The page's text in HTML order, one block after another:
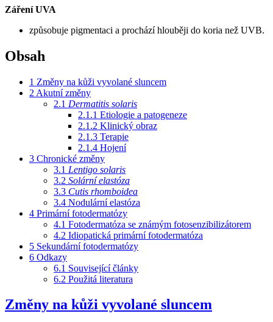
Záření UVA
způsobuje pigmentaci a prochází hlouběji do koria než UVB.
Obsah
1 Změny na kůži vyvolané sluncem
2 Akutní změny
2.1 Dermatitis solaris
2.1.1 Etiologie a patogeneze
2.1.2 Klinický obraz
2.1.3 Terapie
2.1.4 Hojení
3 Chronické změny
3.1 Lentigo solaris
3.2 Solární elastóza
3.3 Cutis rhomboidea
3.4 Nodulární elastóza
4 Primární fotodermatózy
4.1 Fotodermatóza se známým fotosenzibilizátorem
4.2 Idiopatická primární fotodermatóza
5 Sekundární fotodermatózy
6 Odkazy
6.1 Související články
6.2 Použitá literatura
Změny na kůži vyvolané sluncem